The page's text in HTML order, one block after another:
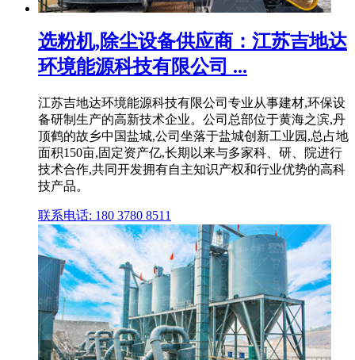
选粉机,除尘设备供应商：江苏吉地达
环境能源科技有限公司 ...
江苏吉地达环境能源科技有限公司专业从事建材,环保设
备研制生产的高新技术企业。公司总部位于黄海之滨,丹
顶鹤的故乡中国盐城,公司坐落于盐城创新工业园,总占地
面积150亩,固定资产亿,长期以来与多家科、研、院进行
技术合作,共同开发拥有自主知识产权和行业优势的高科
技产品。
联系电话: 180 3780 8511